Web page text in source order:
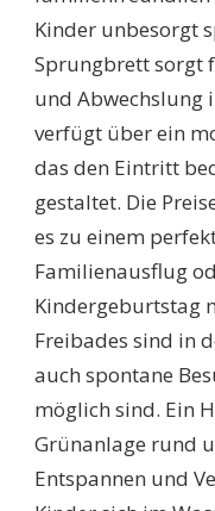
Kinder unbesorgt
Sprungbrett sorgt
und Abwechslung
verfügt über ein
das den Eintritt
gestaltet. Die
es zu einem
Familienausflug
Kindergeburtstag
Freibades sind in
auch spontane
möglich sind. Ein
Grünanlage rund
Entspannen und